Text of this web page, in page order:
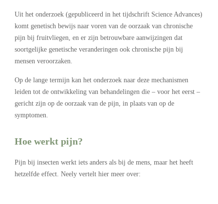
Uit het onderzoek (gepubliceerd in het tijdschrift Science Advances)
komt genetisch bewijs naar voren van de oorzaak van chronische
pijn bij fruitvliegen, en er zijn betrouwbare aanwijzingen dat
soortgelijke genetische veranderingen ook chronische pijn bij
mensen veroorzaken.
Op de lange termijn kan het onderzoek naar deze mechanismen
leiden tot de ontwikkeling van behandelingen die – voor het eerst –
gericht zijn op de oorzaak van de pijn, in plaats van op de
symptomen.
Hoe werkt pijn?
Pijn bij insecten werkt iets anders als bij de mens, maar het heeft
hetzelfde effect. Neely vertelt hier meer over: